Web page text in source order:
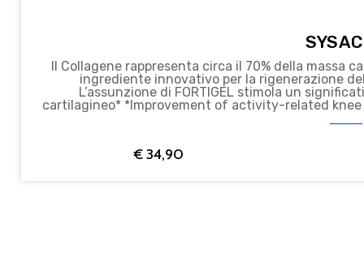
Il Collagene rappresenta circa il 70% della massa cartilaginea. Fortigel*
ingrediente innovativo per la rigenerazione
L’assunzione di FORTIGEL stimola un
cartilagineo* *Improvement of activity-related knee joint discomfort following supplementation of
€34,90